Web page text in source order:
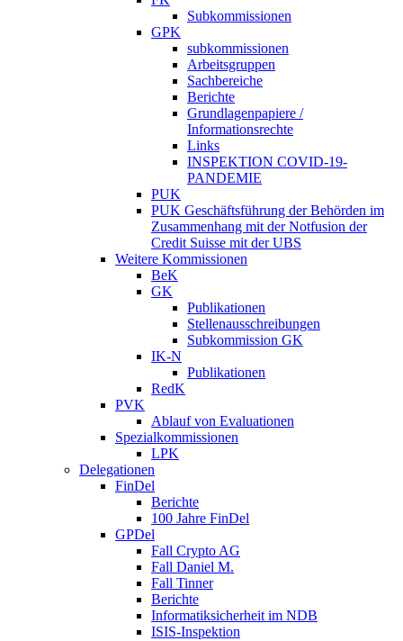
Subkommissionen
GPK
subkommissionen
Arbeitsgruppen
Sachbereiche
Berichte
Grundlagenpapiere /
Informationsrechte
Links
INSPEKTION COVID-19-
PANDEMIE
PUK
PUK Geschäftsführung der Behörden im
Zusammenhang mit der Notfusion der
Credit Suisse mit der UBS
Weitere Kommissionen
BeK
GK
Publikationen
Stellenausschreibungen
Subkommission GK
IK-N
Publikationen
RedK
PVK
Ablauf von Evaluationen
Spezialkommissionen
LPK
Delegationen
FinDel
Berichte
100 Jahre FinDel
GPDel
Fall Crypto AG
Fall Daniel M.
Fall Tinner
Berichte
Informatiksicherheit ­im NDB
ISIS-Inspektion